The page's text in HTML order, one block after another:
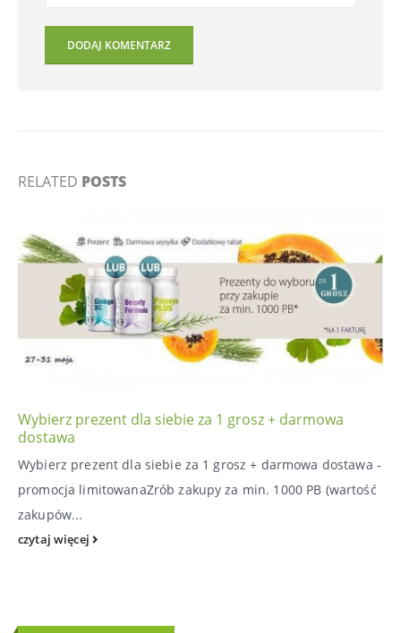
RELATED POSTS
Wybierz prezent dla siebie za 1 grosz + darmowa
dostawa
Wybierz prezent dla siebie za 1 grosz + darmowa dostawa -
promocja limitowanaZrób zakupy za min. 1000 PB (wartość
zakupów...
czytaj więcej